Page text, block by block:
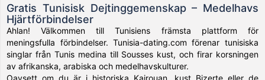
Gratis Tunisisk Dejtinggemenskap – Medelhavs
Hjärtförbindelser
Ahlan! Välkommen till Tunisiens främsta plattform för
meningsfulla förbindelser. Tunisia-dating.com förenar tunisiska
singlar från Tunis medina till Sousses kust, och firar korsningen
av afrikanska, arabiska och medelhavskulturer.
Oavsett om du är i historiska Kairouan, kust Bizerte eller de